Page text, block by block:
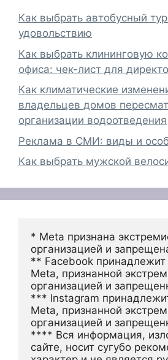
Как выбрать автобусный
удовольствию
Как выбрать клининговую
офиса: чек-лист для
Как климатические
владельцев домов
организации водоотведения
Реклама в СМИ: виды и
Как выбрать мужской
* Meta признана
организацией и
** Facebook
Meta, признанной
организацией и
*** Instagram
Meta, признанной
организацией и
**** Вся информация,
сайте, носит сугубо